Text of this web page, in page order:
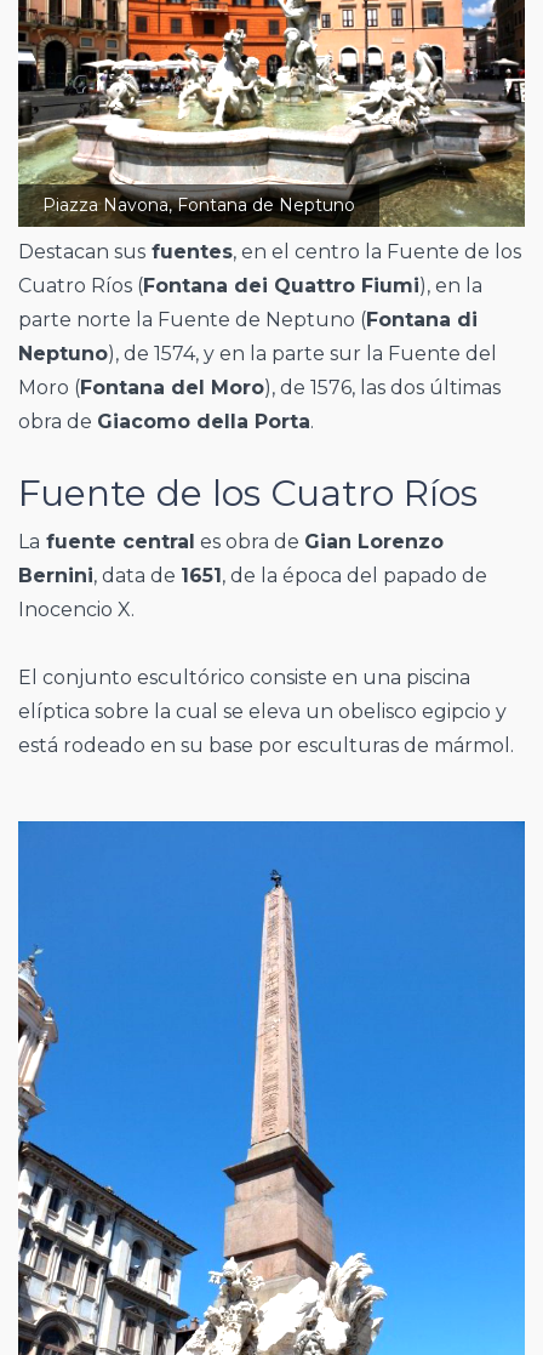
Piazza Navona, Fontana de Neptuno
Destacan sus fuentes, en el centro la Fuente de los
Cuatro Ríos (Fontana dei Quattro Fiumi), en la
parte norte la Fuente de Neptuno (Fontana di
Neptuno), de 1574, y en la parte sur la Fuente del
Moro (Fontana del Moro), de 1576, las dos últimas
obra de Giacomo della Porta.
Fuente de los Cuatro Ríos
La fuente central es obra de Gian Lorenzo
Bernini, data de 1651 , de la época del papado de
Inocencio X.
El conjunto escultórico consiste en una piscina
elíptica sobre la cual se eleva un obelisco egipcio y
está rodeado en su base por esculturas de mármol.